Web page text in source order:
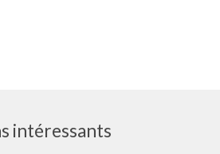
intéressants